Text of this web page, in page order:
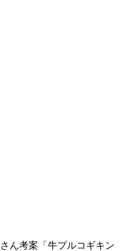
ん考案「牛プルコギキン